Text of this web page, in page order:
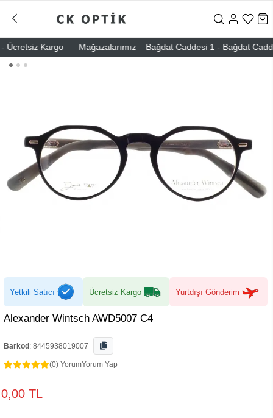
Kargo Mağazalarımız – Bağdat Caddesi 1 - Bağdat
Yetkili Satıcı Ücretsiz Kargo Yurtdışı Gönderim
Alexander Wintsch AWD5007 C4
Barkod : 8445938019007
(0) YorumYorum Yap
0,00 TL